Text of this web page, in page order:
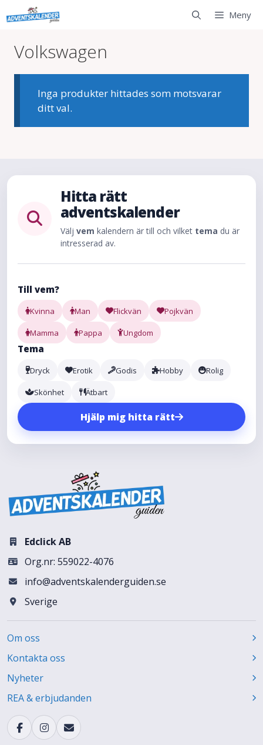
Hoppa
till
Meny
Volkswagen
Inga produkter hittades som motsvarar
ditt val.
Hitta rätt
adventskalender
Välj vem kalendern är till och vilket tema du är
intresserad av.
Till vem?
Kvinna Man Flickvän Pojkvän
Mamma Pappa Ungdom
Tema
Dryck Erotik Godis Hobby Rolig
Skönhet Ätbart
Hjälp mig hitta rätt
Edclick AB
Org.nr: 559022-4076
info@adventskalenderguiden.se
Sverige
Om oss
Kontakta oss
Nyheter
REA & erbjudanden